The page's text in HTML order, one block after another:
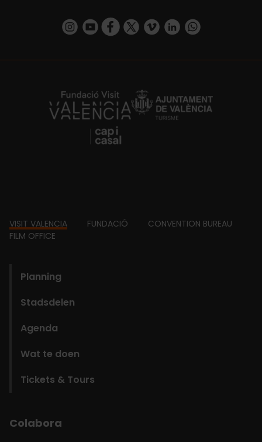
https://www.instagram.com/visit_valencia/
https://www.youtube.com/user/
https://www.facebook.com/
https://twitter.com/
https://vimeo.com/
https://www.linkedin.com/company/turismo-valencia/https://api.whatsapp.com/send/
https://fundacion.visitvalencia.com/
Footer
VISIT VALENCIA FUNDACIÓ
CONVENTION BUREAU
FILM OFFICE
Planning
Stadsdelen
Agenda
Wat te doen
Tickets & Tours
Colabora